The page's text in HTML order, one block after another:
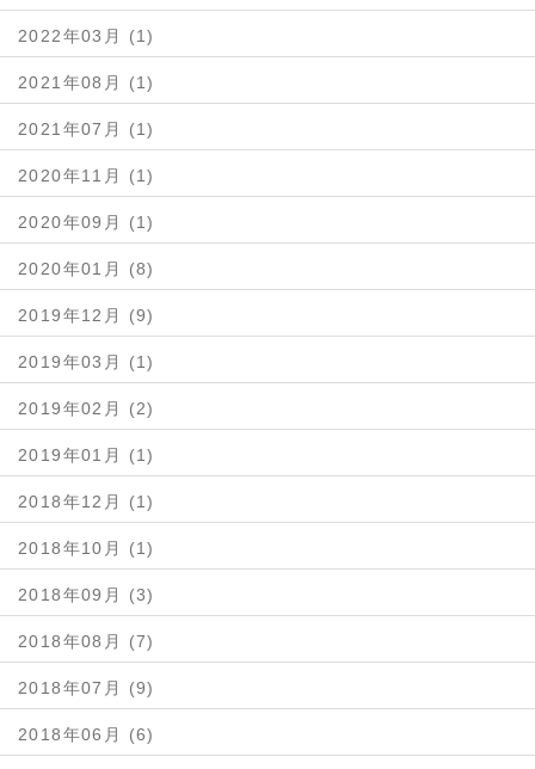
2022年03月 (1)
2021年08月 (1)
2021年07月 (1)
2020年11月 (1)
2020年09月 (1)
2020年01月 (8)
2019年12月 (9)
2019年03月 (1)
2019年02月 (2)
2019年01月 (1)
2018年12月 (1)
2018年10月 (1)
2018年09月 (3)
2018年08月 (7)
2018年07月 (9)
2018年06月 (6)